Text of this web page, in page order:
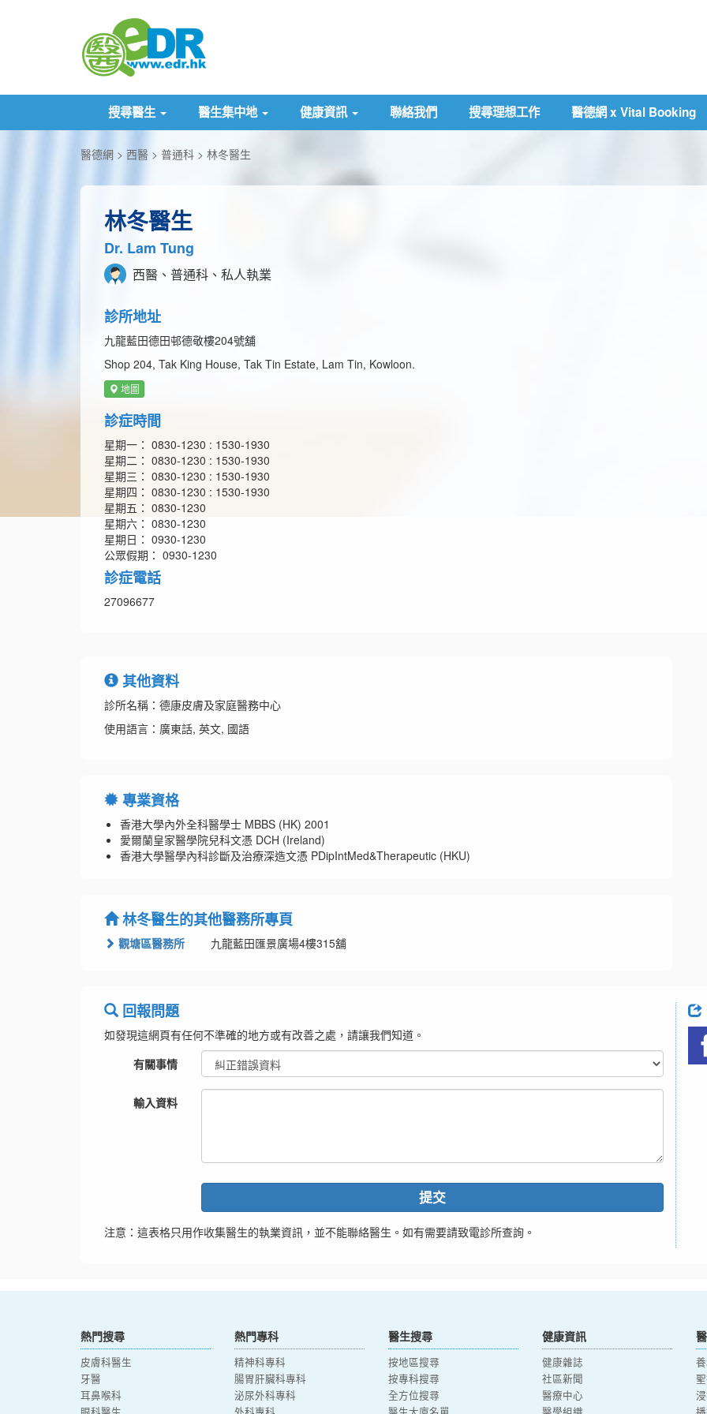
搜尋醫生 醫生集中地 健康資訊 聯絡我們 搜尋理想工作 醫德網 x Vital Booking
醫德網 西醫 普通科 林冬醫生
林冬醫生
Dr. Lam Tung
西醫、普通科、私人執業
診所地址
九龍藍田德田邨德敬樓204號舖
Shop 204, Tak King House, Tak Tin Estate, Lam Tin, Kowloon.
地圖
診症時間
星期一： 0830-1230 : 1530-1930
星期二： 0830-1230 : 1530-1930
星期三： 0830-1230 : 1530-1930
星期四： 0830-1230 : 1530-1930
星期五： 0830-1230
星期六： 0830-1230
星期日： 0930-1230
公眾假期： 0930-1230
診症電話
27096677
其他資料
診所名稱：德康皮膚及家庭醫務中心
使用語言：廣東話, 英文, 國語
專業資格
香港大學內外全科醫學士 MBBS (HK) 2001
愛爾蘭皇家醫學院兒科文憑 DCH (Ireland)
香港大學醫學內科診斷及治療深造文憑 PDipIntMed&Therapeutic (HKU)
林冬醫生的其他醫務所專頁
觀塘區醫務所 九龍藍田匯景廣場4樓315舖
回報問題
如發現這網頁有任何不準確的地方或有改善之處，請讓我們知道。
有關事情
輸入資料
提交
注意：這表格只用作收集醫生的執業資訊，並不能聯絡醫生。如有需要請致電診所查詢。
熱門搜尋
皮膚科醫生
牙醫
耳鼻喉科
熱門專科
精神科專科
腸胃肝臟科專科
泌尿外科專科
醫生搜尋
按地區搜尋
按專科搜尋
全方位搜尋
健康資訊
健康雜誌
社區新聞
醫療中心